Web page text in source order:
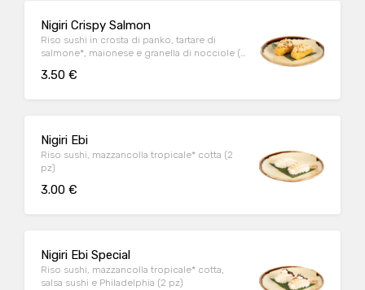
Nigiri Crispy Salmon
Riso sushi in crosta di panko, tartare di
salmone*, maionese e granella di nocciole (2
3.50 €
Nigiri Ebi
Riso sushi, mazzancolla tropicale* cotta (2
pz)
3.00 €
Nigiri Ebi Special
Riso sushi, mazzancolla tropicale* cotta,
salsa sushi e Philadelphia (2 pz)